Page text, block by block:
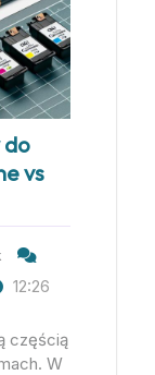
do
vs
12:26
częścią
W